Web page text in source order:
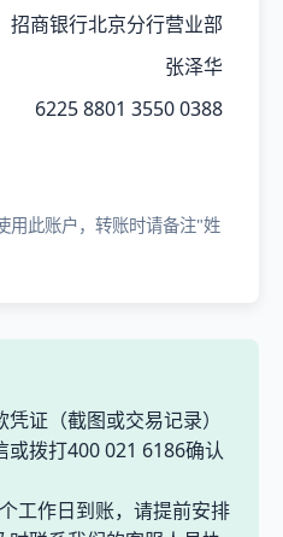
招商银行北京分行营业部
张泽华
6225 8801 3550 0388
用此账户，转账时请备注"姓
证（截图或交易记录）
或拨打400 021 6186确认
工作日到账，请提前安排